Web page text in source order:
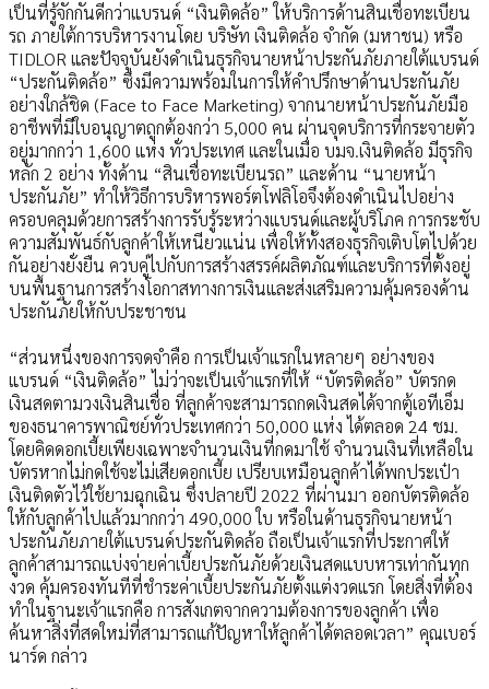
เป็นที่รู้จักกันดีกว่าแบรนด์ “เงินติดล้อ” ให้บริการด้านสินเชื่อทะเบียน
รถ ภายใต้การบริหารงานโดย บริษัท เงินติดล้อ จำกัด (มหาชน) หรือ
TIDLOR และปัจจุบันยังดำเนินธุรกิจนายหน้าประกันภัยภายใต้แบรนด์
“ประกันติดล้อ” ซึ่งมีความพร้อมในการให้คำปรึกษาด้านประกันภัย
อย่างใกล้ชิด (Face to Face Marketing) จากนายหน้าประกันภัยมือ
อาชีพที่มีใบอนุญาตถูกต้องกว่า 5,000 คน ผ่านจุดบริการที่กระจายตัว
อยู่มากกว่า 1,600 แห่ง ทั่วประเทศ และในเมื่อ บมจ.เงินติดล้อ มีธุรกิจ
หลัก 2 อย่าง ทั้งด้าน “สินเชื่อทะเบียนรถ” และด้าน “นายหน้า
ประกันภัย” ทำให้วิธีการบริหารพอร์ตโฟลิโอจึงต้องดำเนินไปอย่าง
ครอบคลุมด้วยการสร้างการรับรู้ระหว่างแบรนด์และผู้บริโภค การกระชับ
ความสัมพันธ์กับลูกค้าให้เหนียวแน่น เพื่อให้ทั้งสองธุรกิจเติบโตไปด้วย
กันอย่างยั่งยืน ควบคู่ไปกับการสร้างสรรค์ผลิตภัณฑ์และบริการที่ตั้งอยู่
บนพื้นฐานการสร้างโอกาสทางการเงินและส่งเสริมความคุ้มครองด้าน
ประกันภัยให้กับประชาชน
“ส่วนหนึ่งของการจดจำคือ การเป็นเจ้าแรกในหลายๆ อย่างของ
แบรนด์ “เงินติดล้อ” ไม่ว่าจะเป็นเจ้าแรกที่ให้ “บัตรติดล้อ” บัตรกด
เงินสดตามวงเงินสินเชื่อ ที่ลูกค้าจะสามารถกดเงินสดได้จากตู้เอทีเอ็ม
ของธนาคารพาณิชย์ทั่วประเทศกว่า 50,000 แห่ง ได้ตลอด 24 ชม.
โดยคิดดอกเบี้ยเพียงเฉพาะจำนวนเงินที่กดมาใช้ จำนวนเงินที่เหลือใน
บัตรหากไม่กดใช้จะไม่เสียดอกเบี้ย เปรียบเหมือนลูกค้าได้พกประเป๋า
เงินติดตัวไว้ใช้ยามฉุกเฉิน ซึ่งปลายปี 2022 ที่ผ่านมา ออกบัตรติดล้อ
ให้กับลูกค้าไปแล้วมากกว่า 490,000 ใบ หรือในด้านธุรกิจนายหน้า
ประกันภัยภายใต้แบรนด์ประกันติดล้อ ถือเป็นเจ้าแรกที่ประกาศให้
ลูกค้าสามารถแบ่งจ่ายค่าเบี้ยประกันภัยด้วยเงินสดแบบหารเท่ากันทุก
งวด คุ้มครองทันทีที่ชำระค่าเบี้ยประกันภัยตั้งแต่งวดแรก โดยสิ่งที่ต้อง
ทำในฐานะเจ้าแรกคือ การสังเกตจากความต้องการของลูกค้า เพื่อ
ค้นหาสิ่งที่สดใหม่ที่สามารถแก้ปัญหาให้ลูกค้าได้ตลอดเวลา” คุณเบอร์
นาร์ด กล่าว